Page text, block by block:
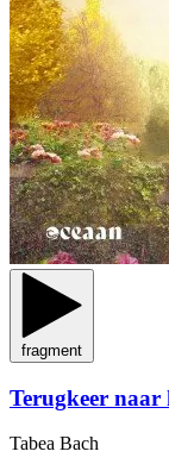
fragment
Terugkeer naar
Tabea Bach